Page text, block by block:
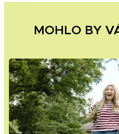
MOHLO BY